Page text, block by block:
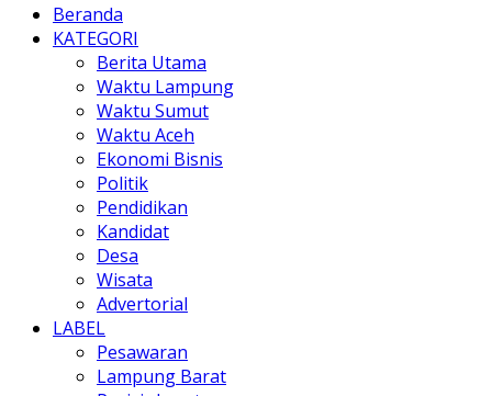
Beranda
KATEGORI
Berita Utama
Waktu Lampung
Waktu Sumut
Waktu Aceh
Ekonomi Bisnis
Politik
Pendidikan
Kandidat
Desa
Wisata
Advertorial
LABEL
Pesawaran
Lampung Barat